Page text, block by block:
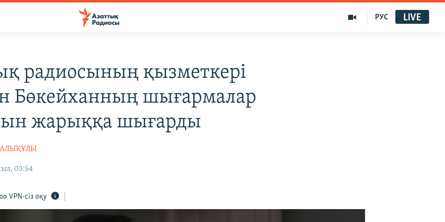
РУС LIVE
радиосының қызметкері
Бөкейханның шығармалар
жарыққа шығарды
03:54
VPN-сіз оқу